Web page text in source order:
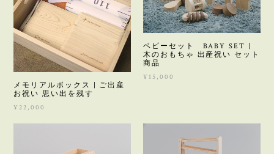
メモリアルボックス | ご出産
お祝い 思い出を残す
¥22,000
ベビーセット BABY SET |
木のおもちゃ 出産祝い セット
商品
¥15,000